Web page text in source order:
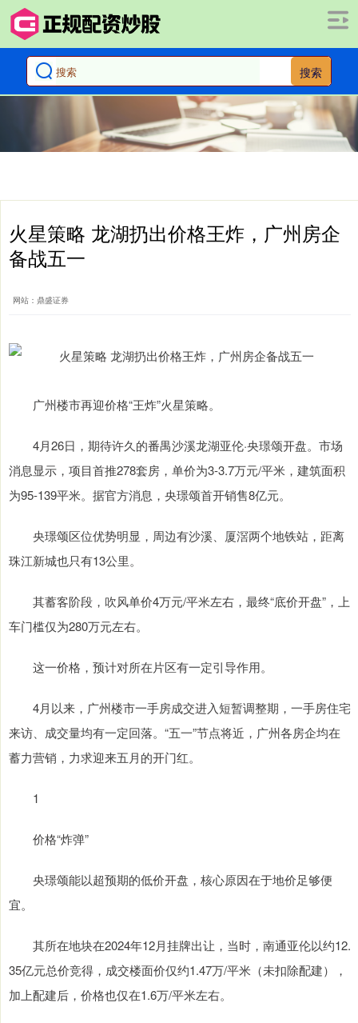
搜索
火星策略 龙湖扔出价格王炸，广州房企
备战五一
网站：鼎盛证券
广州楼市再迎价格“王炸”火星策略。
4月26日，期待许久的番禺沙溪龙湖亚伦·央璟颂开盘。市场
消息显示，项目首推278套房，单价为3-3.7万元/平米，建筑面积
为95-139平米。据官方消息，央璟颂首开销售8亿元。
央璟颂区位优势明显，周边有沙溪、厦滘两个地铁站，距离
珠江新城也只有13公里。
其蓄客阶段，吹风单价4万元/平米左右，最终“底价开盘”，上
车门槛仅为280万元左右。
这一价格，预计对所在片区有一定引导作用。
4月以来，广州楼市一手房成交进入短暂调整期，一手房住宅
来访、成交量均有一定回落。“五一”节点将近，广州各房企均在
蓄力营销，力求迎来五月的开门红。
1
价格“炸弹”
央璟颂能以超预期的低价开盘，核心原因在于地价足够便
宜。
其所在地块在2024年12月挂牌出让，当时，南通亚伦以约12.
35亿元总价竞得，成交楼面价仅约1.47万/平米（未扣除配建），
加上配建后，价格也仅在1.6万/平米左右。